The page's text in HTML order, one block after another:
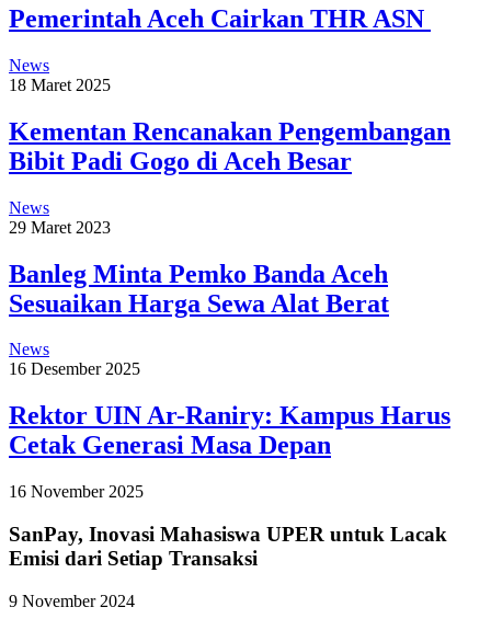
Pemerintah Aceh Cairkan THR ASN
News
18 Maret 2025
Kementan Rencanakan Pengembangan
Bibit Padi Gogo di Aceh Besar
News
29 Maret 2023
Banleg Minta Pemko Banda Aceh
Sesuaikan Harga Sewa Alat Berat
News
16 Desember 2025
Rektor UIN Ar-Raniry: Kampus Harus
Cetak Generasi Masa Depan
16 November 2025
SanPay, Inovasi Mahasiswa UPER untuk Lacak
Emisi dari Setiap Transaksi
9 November 2024